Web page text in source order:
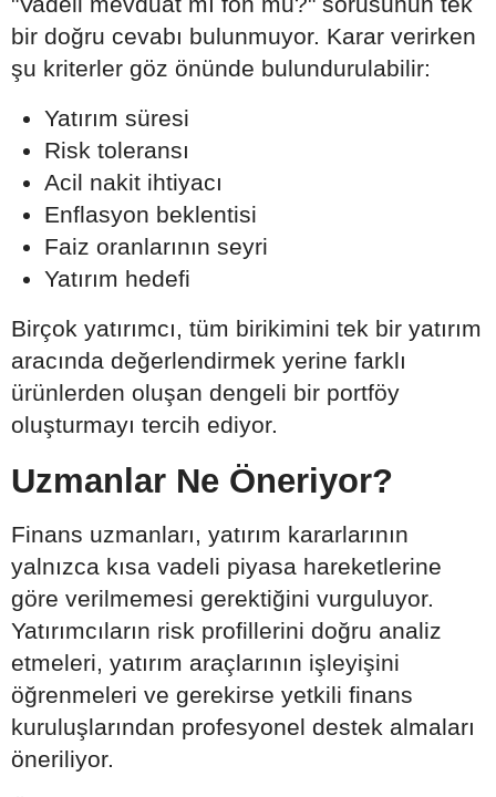
bir doğru cevabı bulunmuyor. Karar verirken
şu kriterler göz önünde bulundurulabilir:
Yatırım süresi
Risk toleransı
Acil nakit ihtiyacı
Enflasyon beklentisi
Faiz oranlarının seyri
Yatırım hedefi
Birçok yatırımcı, tüm birikimini tek bir yatırım
aracında değerlendirmek yerine farklı
ürünlerden oluşan dengeli bir portföy
oluşturmayı tercih ediyor.
Uzmanlar Ne Öneriyor?
Finans uzmanları, yatırım kararlarının
yalnızca kısa vadeli piyasa hareketlerine
göre verilmemesi gerektiğini vurguluyor.
Yatırımcıların risk profillerini doğru analiz
etmeleri, yatırım araçlarının işleyişini
öğrenmeleri ve gerekirse yetkili finans
kuruluşlarından profesyonel destek almaları
öneriliyor.